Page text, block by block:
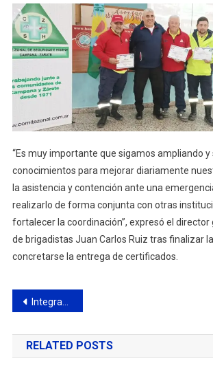
“Es muy importante que sigamos ampliando y
conocimientos para mejorar diariamente
la asistencia y contención ante una
realizarlo de forma conjunta con otras
fortalecer la coordinación”, expresó el director
de brigadistas Juan Carlos Ruiz tras finalizar
concretarse la entrega de certificados.
Navegación
de
entradas
Integrantes de “La Melo” compartieron un sábado de actividades con los residentes del Hogar de Ancianos
RELATED POSTS